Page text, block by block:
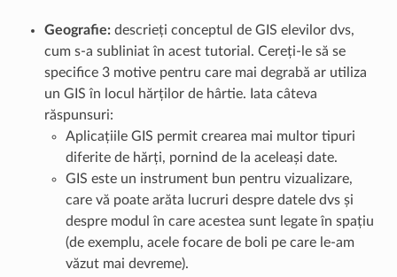
Geografie:descrieți conceptul de GIS elevilor dvs,
cum s-a subliniat în acest tutorial. Cereți-le să se
specifice 3 motive pentru care mai degrabă ar utiliza
un GIS în locul hărților de hârtie. Iata câteva
răspunsuri:
Aplicațiile GIS permit crearea mai multor tipuri
diferite de hărți, pornind de la aceleași date.
GIS este un instrument bun pentru vizualizare,
care vă poate arăta lucruri despre datele dvs și
despre modul în care acestea sunt legate în spațiu
(de exemplu, acele focare de boli pe care le-am
văzut mai devreme).